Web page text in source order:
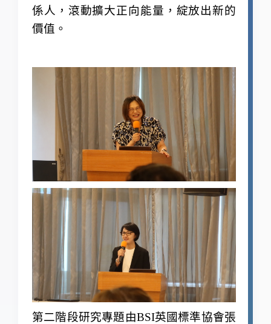
係人，滾動擴大正向能量，綻放出新的
價值。
第二階段研究專題由BSI英國標準協會張